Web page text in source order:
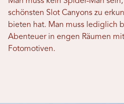
schönsten Slot Canyons zu
bieten hat. Man muss lediglich
Abenteuer in engen Räumen
Fotomotiven.